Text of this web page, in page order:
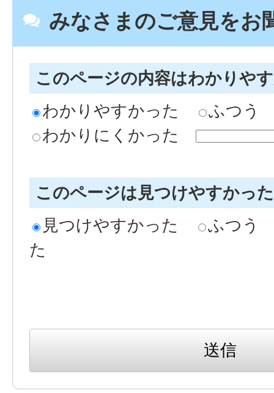
みなさまのご意見をお
このページの内容はわかりや
わかりやすかった
ふつう
わかりにくかった
このページは見つけやすかっ
見つけやすかった
ふつう
た